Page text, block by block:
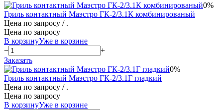
0%
Гриль контактный Маэстро ГК-2/3.1К комбинированый
Цена по запросу / .
Цена по запросу
В корзинуУже в корзине
−
+
Заказать
0%
Гриль контактный Маэстро ГК-2/3.1Г гладкий
Цена по запросу / .
Цена по запросу
В корзинуУже в корзине